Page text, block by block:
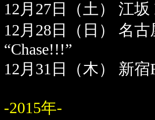
12月27日（土） 江坂
12月28日（日） 名古
“Chase!!!”
12月31日（木） 新宿
-2015年-